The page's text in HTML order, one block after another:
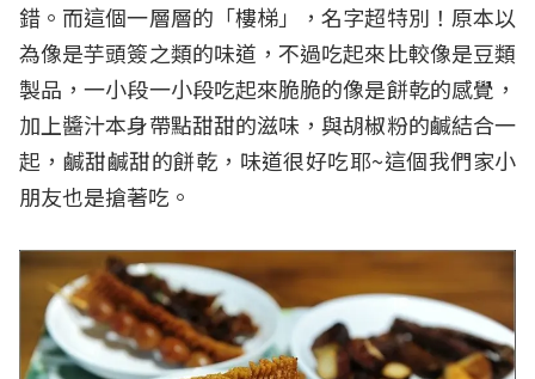
錯。而這個一層層的「樓梯」，名字超特別！原本以
為像是芋頭簽之類的味道，不過吃起來比較像是豆類
製品，一小段一小段吃起來脆脆的像是餅乾的感覺，
加上醬汁本身帶點甜甜的滋味，與胡椒粉的鹹結合一
起，鹹甜鹹甜的餅乾，味道很好吃耶~這個我們家小
朋友也是搶著吃。